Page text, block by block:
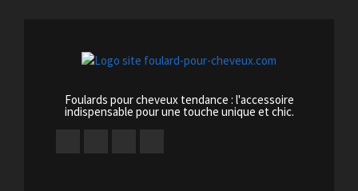
Foulards pour cheveux tendance : l'accessoire
indispensable pour une touche unique et chic.